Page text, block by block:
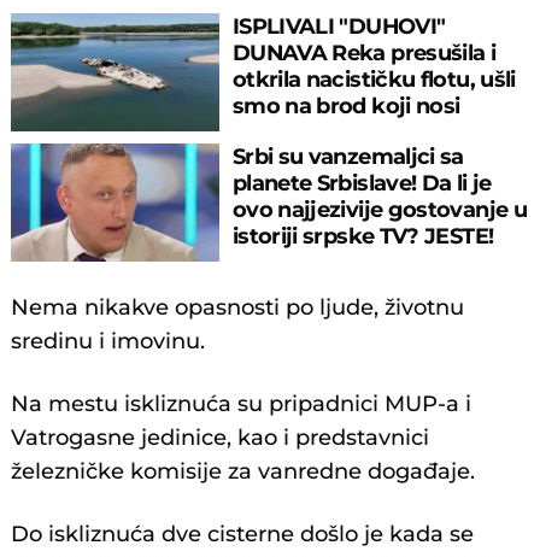
ISPLIVALI "DUHOVI"
DUNAVA Reka presušila i
otkrila nacističku flotu, ušli
smo na brod koji nosi
Srbi su vanzemaljci sa
planete Srbislave! Da li je
ovo najjezivije gostovanje u
istoriji srpske TV? JESTE!
Nema nikakve opasnosti po ljude, životnu
sredinu i imovinu.
Na mestu iskliznuća su pripadnici MUP-a i
Vatrogasne jedinice, kao i predstavnici
železničke komisije za vanredne događaje.
Do iskliznuća dve cisterne došlo je kada se